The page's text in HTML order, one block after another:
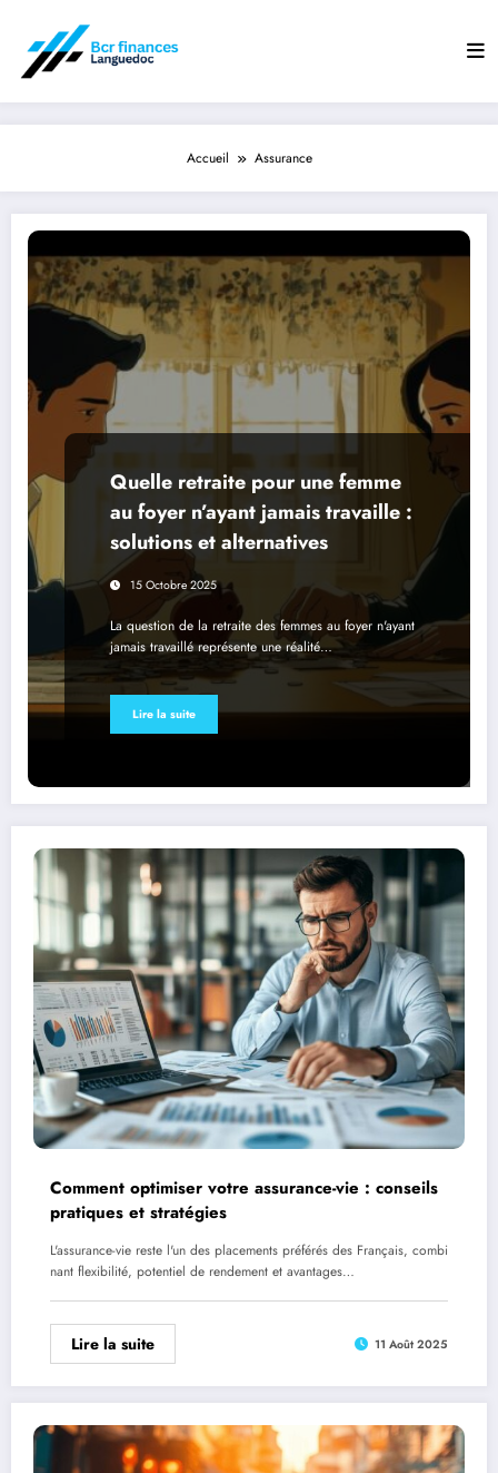
contenu
Accueil Assurance
Quelle retraite pour une femme
au foyer n’ayant jamais travaille :
solutions et alternatives
15 Octobre 2025
La question de la retraite des femmes au foyer n'ayant
jamais travaillé représente une réalité…
Lire la suite
Comment optimiser votre assurance-vie : conseils
pratiques et stratégies
L'assurance-vie reste l'un des placements préférés des Français, combi
nant flexibilité, potentiel de rendement et avantages…
Lire la suite 11 Août 2025